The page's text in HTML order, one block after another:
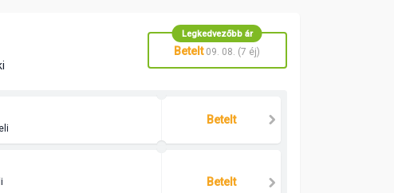
Legkedvezőbb ár
Betelt 09. 08. (7 éj)
Betelt
Betelt